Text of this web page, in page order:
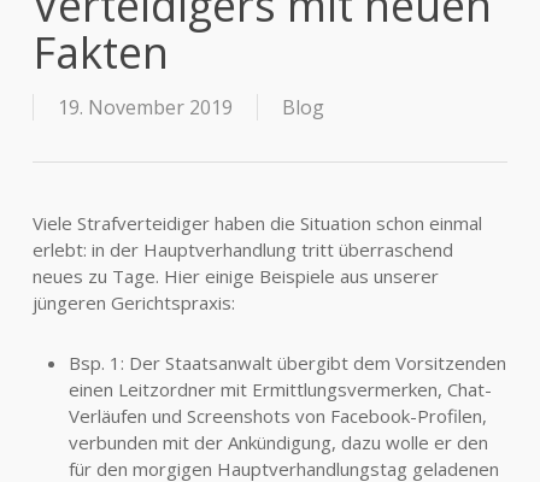
Fakten
19. November 2019 Blog
Viele Strafverteidiger haben die Situation schon einmal
erlebt: in der Hauptverhandlung tritt überraschend
neues zu Tage. Hier einige Beispiele aus unserer
jüngeren Gerichtspraxis:
Bsp. 1: Der Staatsanwalt übergibt dem Vorsitzenden
einen Leitzordner mit Ermittlungsvermerken, Chat-
Verläufen und Screenshots von Facebook-Profilen,
verbunden mit der Ankündigung, dazu wolle er den
für den morgigen Hauptverhandlungstag geladenen